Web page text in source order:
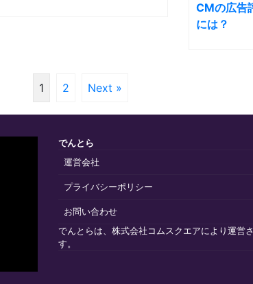
CMの広告
には？
1 2 Next »
でんとら
運営会社
プライバシーポリシー
お問い合わせ
でんとらは、株式会社コムスクエアにより運営
す。